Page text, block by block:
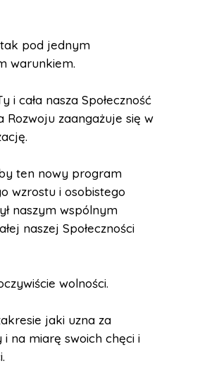
pod jednym
warunkiem.
i cała nasza Społeczność
Rozwoju zaangażuje się w
ten nowy program
wzrostu i osobistego
naszym wspólnym
naszej Społeczności
wolności.
jaki uzna za
na miarę swoich chęci i